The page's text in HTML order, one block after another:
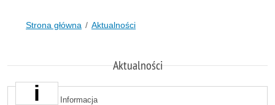
Strona główna Aktualności
Aktualności
Informacja